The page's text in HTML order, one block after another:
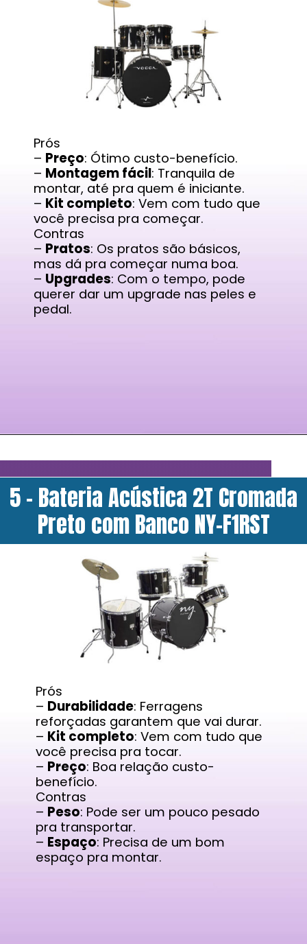
Prós
– Preço: Ótimo custo-benefício.
– Montagem fácil: Tranquila de
montar, até pra quem é iniciante.
– Kit completo: Vem com tudo que
você precisa pra começar.
Contras
– Pratos: Os pratos são básicos,
mas dá pra começar numa boa.
– Upgrades: Com o tempo, pode
querer dar um upgrade nas peles e
pedal.
5 - Bateria Acústica 2T Cromada
Preto com Banco NY-F1RST
Prós
– Durabilidade: Ferragens
reforçadas garantem que vai durar.
– Kit completo: Vem com tudo que
você precisa pra tocar.
– Preço: Boa relação custo-
benefício.
Contras
– Peso: Pode ser um pouco pesado
pra transportar.
– Espaço: Precisa de um bom
espaço pra montar.